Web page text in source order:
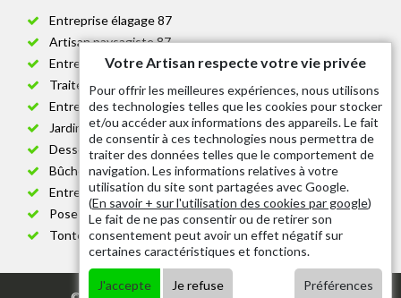
Entreprise élagage 87
Artisan paysagiste 87
Entreprise de jardinage 87
Traitement anti-chenille 87
Entreprise abattage arbre 87
Jardinier taille de haie 87
Dessouchage arbre et haie 87
Bûcheron 87
Entretien espace vert cimetière 87
Pose et changement grillage et clôture 87
Tonte de pelouse 87
Votre Artisan respecte votre vie privée
Pour offrir les meilleures expériences, nous utilisons
des technologies telles que les cookies pour stocker
et/ou accéder aux informations des appareils. Le fait
de consentir à ces technologies nous permettra de
traiter des données telles que le comportement de
navigation. Les informations relatives à votre
utilisation du site sont partagées avec Google.
(En savoir + sur l'utilisation des cookies par google)
Le fait de ne pas consentir ou de retirer son
consentement peut avoir un effet négatif sur
certaines caractéristiques et fonctions.
J'accepte Je refuse Préférences